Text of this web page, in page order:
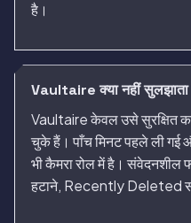
है।
Vaultaire क्या नहीं सुलझाता
Vaultaire केवल उसे सुरक्षित
चुके हैं। पाँच मिनट पहले ली गई
भी कैमरा रोल में है। संवेदनशील
हटाने, Recently Deleted